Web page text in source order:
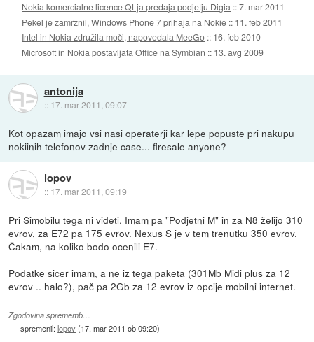
Nokia komercialne licence Qt-ja predaja podjetju Digia ::7. mar 2011
Pekel je zamrznil, Windows Phone 7 prihaja na Nokie :: 11. feb 2011
Intel in Nokia združila moči, napovedala MeeGo :: 16. feb 2010
Microsoft in Nokia postavljata Office na Symbian :: 13. avg 2009
antonija
:: 17. mar 2011, 09:07
Kot opazam imajo vsi nasi operaterji kar lepe popuste pri nakupu
nokiinih telefonov zadnje case... firesale anyone?
lopov
:: 17. mar 2011, 09:19
Pri Simobilu tega ni videti. Imam pa "Podjetni M" in za N8 želijo 310
evrov, za E72 pa 175 evrov. Nexus S je v tem trenutku 350 evrov.
Čakam, na koliko bodo ocenili E7.
Podatke sicer imam, a ne iz tega paketa (301Mb Midi plus za 12
evrov .. halo?), pač pa 2Gb za 12 evrov iz opcije mobilni internet.
Zgodovina sprememb…
spremenil:lopov(17. mar 2011 ob 09:20)